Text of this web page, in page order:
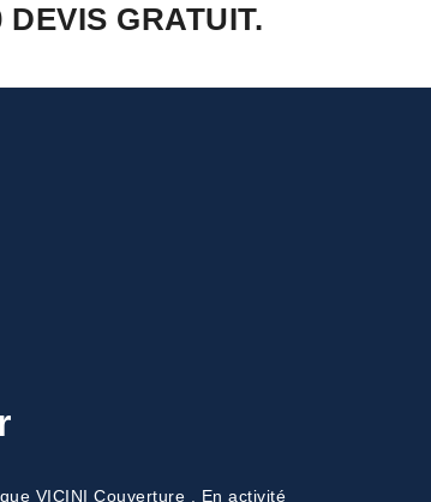
GRATUIT.
VICINI Couverture . En activité